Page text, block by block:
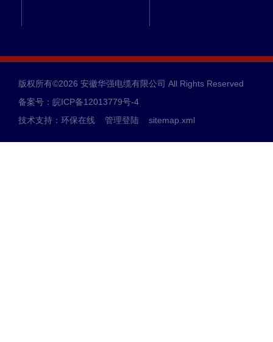
版权所有©2026 安徽华强电缆有限公司 All Rights Reserved
备案号：皖ICP备12013779号-4
技术支持： 环保在线 管理登陆 sitemap.xml